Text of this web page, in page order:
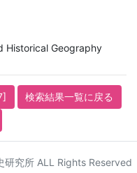
Historical Geography
検索結果一覧に戻る
究所 ALL Rights Reserved